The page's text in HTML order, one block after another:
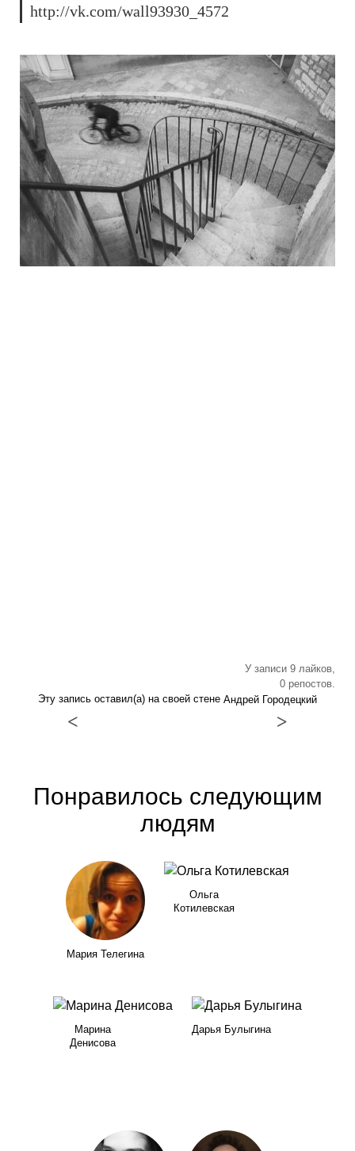
http://vk.com/wall93930_4572
У записи 9 лайков,
0 репостов.
Эту запись оставил(а) на своей стене Андрей Городецкий
< >
Понравилось следующим
людям
Мария Телегина
Ольга
Котилевская
Марина
Денисова
Дарья Булыгина